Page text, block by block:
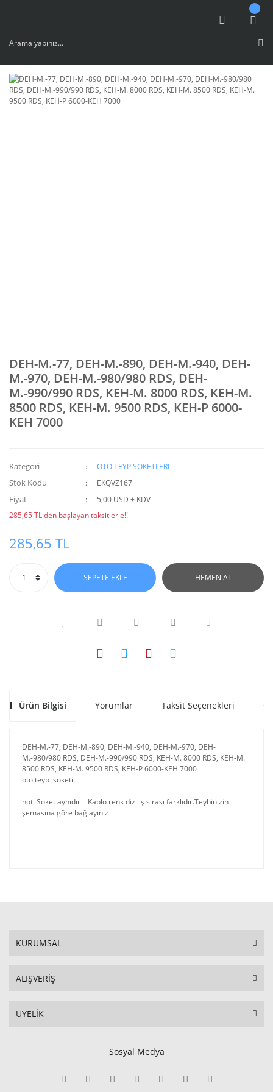
DEH-M.-77, DEH-M.-890, DEH-M.-940, DEH-
M.-970, DEH-M.-980/980 RDS, DEH-
M.-990/990 RDS, KEH-M. 8000 RDS, KEH-M.
8500 RDS, KEH-M. 9500 RDS, KEH-P 6000-
KEH 7000
Kategori OTO TEYP SOKETLERİ
Stok Kodu EKQVZ167
Fiyat
5,00 USD + KDV
285,65 TL den başlayan taksitlerle!!
285,65 TL
SEPETE EKLE HEMEN AL
Ürün Bilgisi Yorumlar Taksit Seçenekleri
DEH-M.-77, DEH-M.-890, DEH-M.-940, DEH-M.-970, DEH-
M.-980/980 RDS, DEH-M.-990/990 RDS, KEH-M. 8000 RDS, KEH-M.
8500 RDS, KEH-M. 9500 RDS, KEH-P 6000-KEH 7000
oto teyp soketi
not: Soket aynıdır Kablo renk diziliş sırası farklıdır.Teybinizin
şemasına göre bağlayınız
KURUMSAL
ALIŞVERİŞ
ÜYELİK
Sosyal Medya